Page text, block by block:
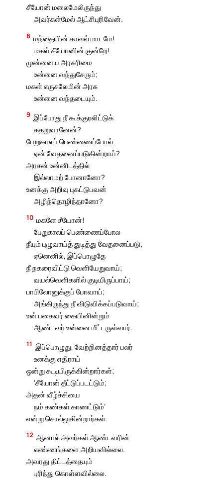
சீயோன் மலைமேலிருந்து
அவர்கள்மேல் ஆட்சிபுரிவேன்.
8 மந்தையின் காவல் மாடமே!
மகள் சீயோனின் குன்றே!
முன்னைய அரசுரிமை
உன்னை வந்துசேரும்;
மகள் எருசலேமின் அரசு
உன்னை வந்தடையும்.
9 இப்போது நீ கூக்குரலிட்டுக்
கதறுவானேன்?
பேறுகாலப் பெண்ணைப்போல்
ஏன் வேதனைப்படுகின்றாய்?
அரசன் உன்னிடத்தில்
இல்லாமற் போனானோ?
உனக்கு அறிவு புகட்டுபவன்
அழிந்தொழிந்தானோ?
10 மகளே சீயோன்!
பேறுகாலப் பெண்ணைப்போல
நீயும் புழுவாய்த் துடித்து வேதனைப்படு;
ஏனெனில், இப்பொழுதே
நீ நகரைவிட்டு வெளியேறுவாய்;
வயல்வெளிகளில் குடியிருப்பாய்;
பாபிலோனுக்குப் போவாய்;
அங்கிருந்து நீ விடுவிக்கப்படுவாய்;
உன் பகைவர் கையினின்றும்
ஆண்டவர் உன்னை மீட்டருள்வார்.
11 இப்பொழுது, வேற்றினத்தார் பலர்
உனக்கு எதிராய்
ஒன்று கூடியிருக்கின்றார்கள்;
‘சீயோன் தீட்டுப்படட்டும்;
அதன் வீழ்ச்சியை
நம் கண்கள் காணட்டும்’
என்று சொல்லுகின்றார்கள்.
12 ஆனால் அவர்கள் ஆண்டவரின்
எண்ணங்களை அறியவில்லை.
அவரது திட்டத்தையும்
புரிந்து கொள்ளவில்லை.